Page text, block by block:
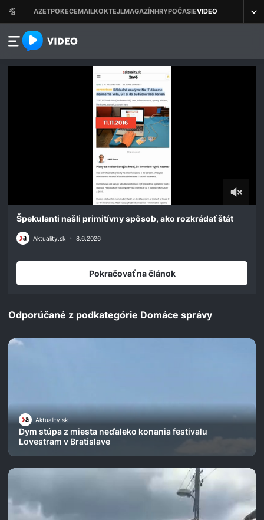
azet.video.sk
seconds
minute,
seconds
Špekulanti našli primitívny spôsob, ako rozkrádať štát
Aktuality.sk • 8.6.2026
Pokračovať na článok
Odporúčané z podkategórie Domáce správy
Aktuality.sk
Dym stúpa z miesta neďaleko konania festivalu
Lovestram v Bratislave